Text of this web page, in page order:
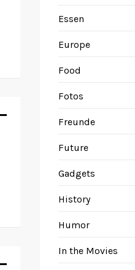
Essen
Europe
Food
Fotos
Freunde
Future
Gadgets
History
Humor
In the Movies